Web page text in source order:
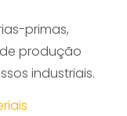
primas,
produção
industriais.